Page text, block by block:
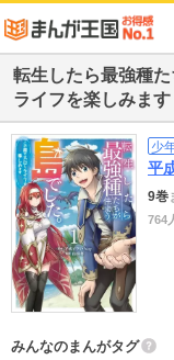
転生したら最強種
ライフを楽しみます
少
平
9巻
764
みんなのまんがタグ